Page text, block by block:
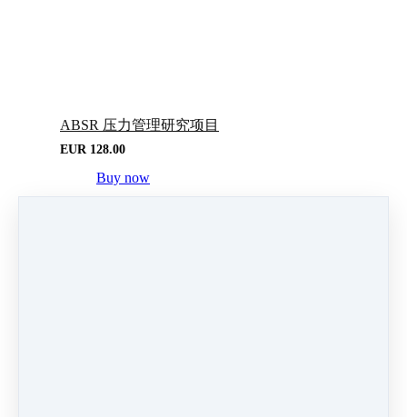
ABSR 压力管理研究项目
EUR 128.00
Buy now